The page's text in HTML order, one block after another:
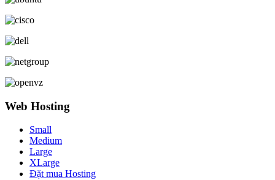
Web Hosting
Small
Medium
Large
XLarge
Đặt mua Hosting